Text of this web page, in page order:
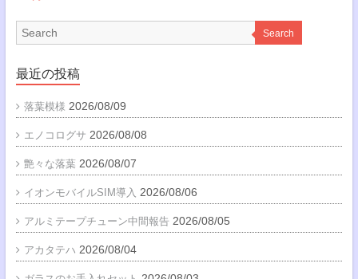
Search
最近の投稿
落葉模様 2026/08/09
エノコログサ 2026/08/08
艶々な落葉 2026/08/07
イオンモバイルSIM導入 2026/08/06
アルミテープチューン中間報告 2026/08/05
アカタテハ 2026/08/04